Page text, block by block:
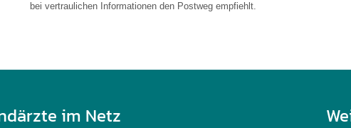
bei vertraulichen Informationen den Postweg empfiehlt.
im Netz